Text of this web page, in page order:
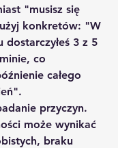
"musisz się
konkretów: "W
dostarczyłeś 3 z 5
co
całego
przyczyn.
może wynikać
braku